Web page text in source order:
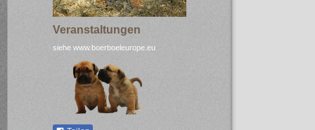
Veranstaltungen
siehe www.boerboeleurope.eu